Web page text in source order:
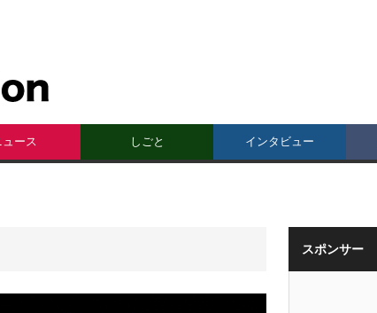
ュース しごと インタビュー
スポンサー